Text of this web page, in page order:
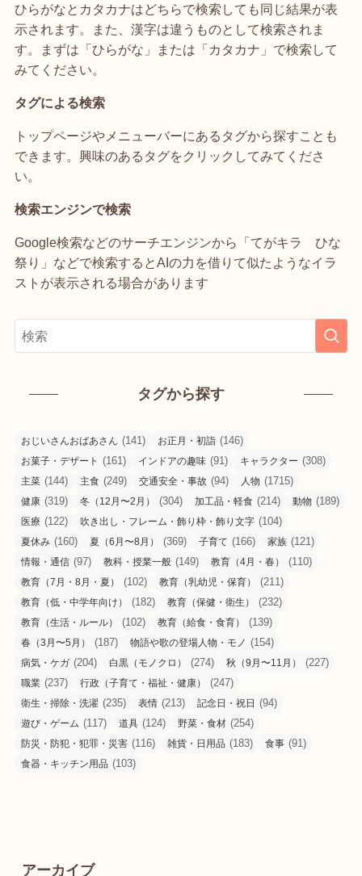
ひらがなとカタカナはどちらで検索しても同じ結果が表
示されます。また、漢字は違うものとして検索されま
す。まずは「ひらがな」または「カタカナ」で検索して
みてください。
タグによる検索
トップページやメニューバーにあるタグから探すことも
できます。興味のあるタグをクリックしてみてくださ
い。
検索エンジンで検索
Google検索などのサーチエンジンから「てがキラ ひな
祭り」などで検索するとAIの力を借りて似たようなイラ
ストが表示される場合があります
タグから探す
おじいさんおばあさん (141) お正月・初詣 (146)
お菓子・デザート (161) インドアの趣味 (91) キャラクター (308)
主菜 (144) 主食 (249) 交通安全・事故 (94) 人物 (1715)
健康 (319) 冬（12月〜2月） (304) 加工品・軽食 (214) 動物 (189)
医療 (122) 吹き出し・フレーム・飾り枠・飾り文字 (104)
夏休み (160) 夏（6月〜8月） (369) 子育て (166) 家族 (121)
情報・通信 (97) 教科・授業一般 (149) 教育（4月・春） (110)
教育（7月・8月・夏） (102) 教育（乳幼児・保育） (211)
教育（低・中学年向け） (182) 教育（保健・衛生） (232)
教育（生活・ルール） (102) 教育（給食・食育） (139)
春（3月〜5月） (187) 物語や歌の登場人物・モノ (154)
病気・ケガ (204) 白黒（モノクロ） (274) 秋（9月〜11月） (227)
職業 (237) 行政（子育て・福祉・健康） (247)
衛生・掃除・洗濯 (235) 表情 (213) 記念日・祝日 (94)
遊び・ゲーム (117) 道具 (124) 野菜・食材 (254)
防災・防犯・犯罪・災害 (116) 雑貨・日用品 (183) 食事 (91)
食器・キッチン用品 (103)
アーカイブ